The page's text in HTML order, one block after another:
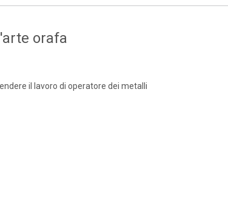
orafa
il lavoro di operatore dei metalli